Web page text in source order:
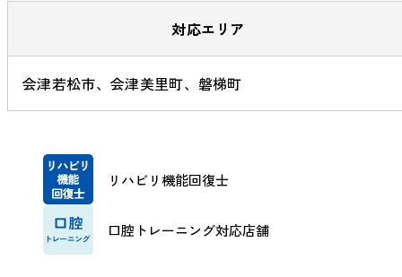
対応エリア
会津若松市、会津美里町、磐梯町
リハビリ機能回復士
口腔トレーニング対応店舗